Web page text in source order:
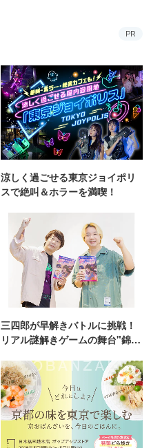
PR
涼しく過ごせる東京ジョイポリ
スで絶叫＆ホラーを満喫！
三四郎が早解きバトルに挑戦！
リアル謎解きゲームの舞台"錦糸